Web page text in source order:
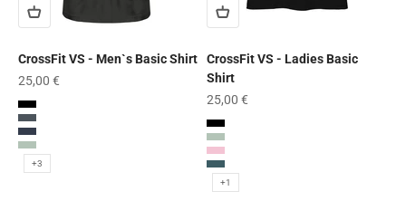
CrossFit VS - Men`s Basic Shirt
Angebot
25,00 €
Black
India Ink Grey
French Navy
Aloe
+3
CrossFit VS - Ladies Basic
Shirt
Angebot
25,00 €
Black
Aloe
Cotton Pink
Stargazer
+1